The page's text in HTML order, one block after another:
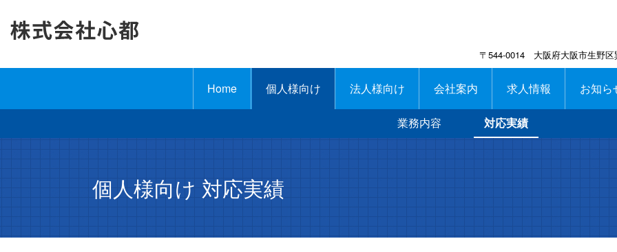
〒544-0014 大阪府大阪市生野
Home 個人様向け 法人様向け 会社案内 求人情報 お知ら
業務内容 対応実績
個人様向け 対応実績